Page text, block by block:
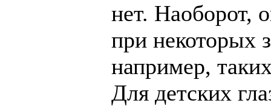
нет. Наоборот,
при некоторых
например,
Для детских